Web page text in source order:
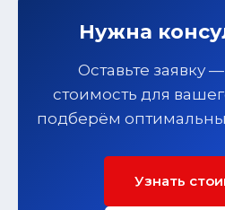
Нужна
Оставьте заявку
стоимость для
подберём
Узнать